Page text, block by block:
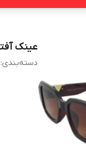
عینک
دسته‌بندی: